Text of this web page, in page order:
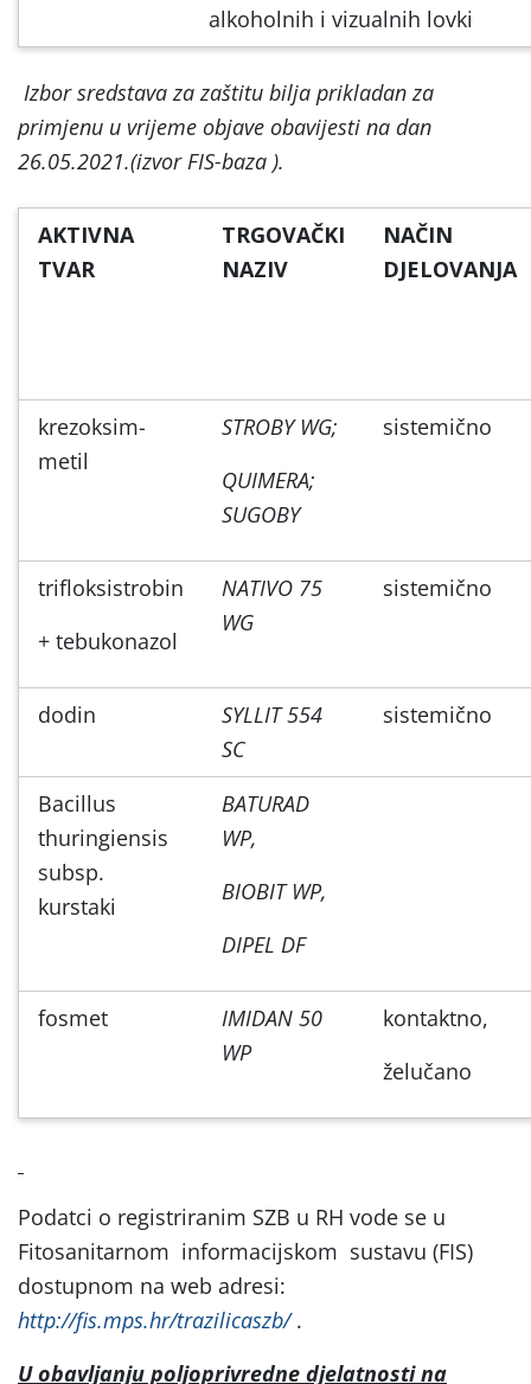
alkoholnih i vizualnih lovki
Izbor sredstava za zaštitu bilja prikladan za
primjenu u vrijeme objave obavijesti na dan
26.05.2021.(izvor FIS-baza ).
AKTIVNA
TVAR
TRGOVAČKI
NAZIV
NAČIN
DJELOVANJA
krezoksim-
metil
STROBY WG;
QUIMERA;
SUGOBY
sistemično
trifloksistrobin
+ tebukonazol
NATIVO 75
WG
sistemično
dodin
SYLLIT 554
SC
sistemično
Bacillus
thuringiensis
subsp.
kurstaki
BATURAD
WP,
BIOBIT WP,
DIPEL DF
fosmet
IMIDAN 50
WP
kontaktno,
želučano
Podatci o registriranim SZB u RH vode se u
Fitosanitarnom informacijskom sustavu (FIS)
dostupnom na web adresi:
http://fis.mps.hr/trazilicaszb/ .
U obavljanju poljoprivredne djelatnosti na